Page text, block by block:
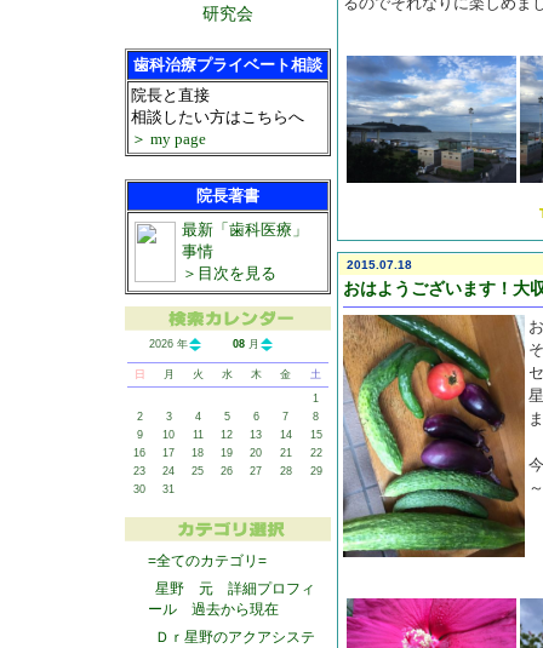
研究会
歯科治療プライベート相談
院長と直接
相談したい方はこちらへ
＞ my page
院長著書
最新「歯科医療」
事情
＞目次を見る
2026 年 08 月
日 月 火 水 木 金
土
1
2
3 4 5 6 7
8
9
10 11 12 13 14
15
16
17 18 19 20 21
22
23
24 25 26 27 28
29
30
31
=全てのカテゴリ=
星野 元 詳細プロフィ
ール 過去から現在
Ｄｒ星野のアクアシステ
2015.07.18
おはようございます！大